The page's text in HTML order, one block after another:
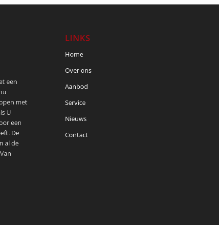
een
met
U
een
De
al de
LINKS
Home
Over ons
Aanbod
Service
Nieuws
Contact